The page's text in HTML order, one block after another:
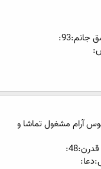
در اقیانوس آرام مشغول تماشا و